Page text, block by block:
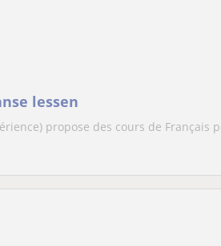
lessen
propose des cours de Français